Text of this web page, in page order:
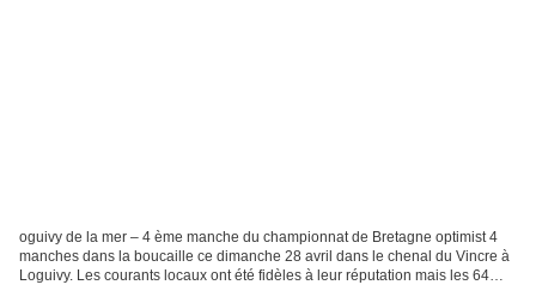
oguivy de la mer – 4 ème manche du championnat de Bretagne optimist 4
manches dans la boucaille ce dimanche 28 avril dans le chenal du Vincre à
Loguivy. Les courants locaux ont été fidèles à leur réputation mais les 64